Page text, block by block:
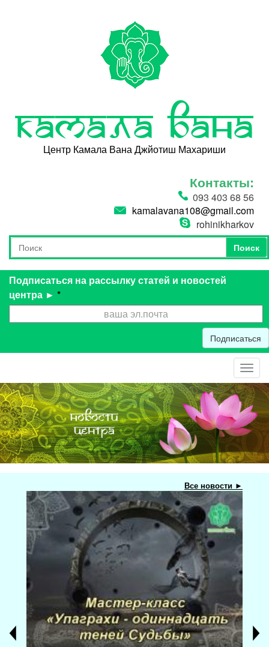
Камала Вана
Центр Камала Вана Джйотиш Махариши
Контакты:
093 403 68 56
kamalavana108@gmail.com
rohinikharkov
Форма поиска
Поиск
Поиск
Подписаться на рассылку статей и новостей
центра ► *
Подписаться
Все новости ►